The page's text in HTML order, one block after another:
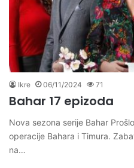
Ikre 06/11/2024 71
Bahar 17 epizoda
Nova sezona serije Bahar
operacije Bahara i Timura.
na…